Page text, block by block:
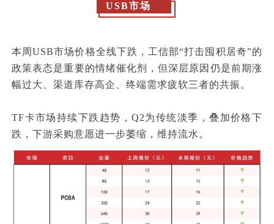
USB市场
本周USB市场价格全线下跌，工信部“打击囤积居奇”的
政策表态是重要的情绪催化剂，但深层原因仍是前期涨
幅过大、渠道库存高企、终端需求疲软三者的共振。
TF卡市场持续下跌趋势，Q2为传统淡季，叠加价格下
跌，下游采购意愿进一步萎缩，维持流水。